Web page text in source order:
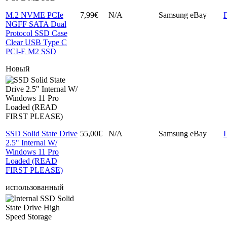
M.2 NVME PCIe
NGFF SATA Dual
Protocol SSD Case
Clear USB Type C
PCI-E M2 SSD
Новый
7,99€ N/A Samsung eBay
SSD Solid State Drive
2.5" Internal W/
Windows 11 Pro
Loaded (READ
FIRST PLEASE)
использованный
55,00€ N/A Samsung eBay